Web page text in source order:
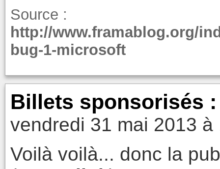
Source :
http://www.framablog.org/
bug-1-microsoft
Billets sponsorisés
vendredi 31 mai 2013 à
Voilà voilà... donc la